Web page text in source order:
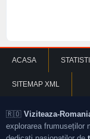
ACASA
SITEMAP XML
🇷🇴 Viziteaza-
explorarea frumuseților